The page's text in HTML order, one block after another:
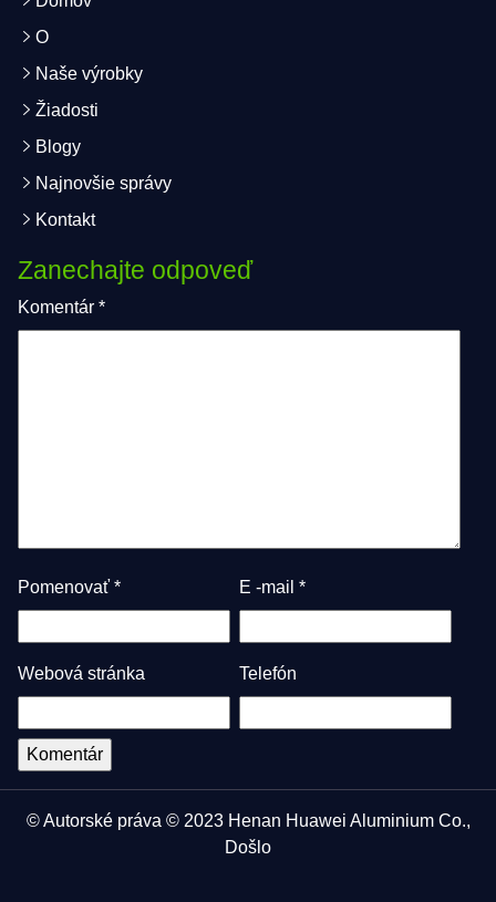
O
Naše výrobky
Žiadosti
Blogy
Najnovšie správy
Kontakt
Zanechajte odpoveď
Komentár *
Pomenovať * E -mail *
Webová stránka Telefón
© Autorské práva © 2023 Henan Huawei Aluminium Co.,
Došlo